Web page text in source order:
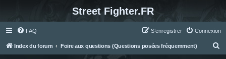
Street Fighter.FR
FAQ Connexion
S’enregistrer
Index du forum Foire aux questions (Questions posées fréquemment)